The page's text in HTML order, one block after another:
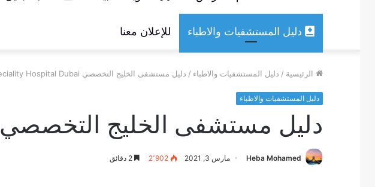
دليل المستشفيات والاطباء للإعلان معنا
الرئيسية / دليل المستشفيات والاطباء / دليل مستشفى الخليج التخصصي Gulf Speciality Hospital Dubai
دليل المستشفيات والاطباء
دليل مستشفى الخليج التخصصي Gulf Speciality Hospital Dubai
Heba Mohamed مارس 3, 2021 2٬902